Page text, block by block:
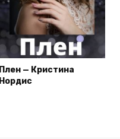
Плен — Кристина
Нордис